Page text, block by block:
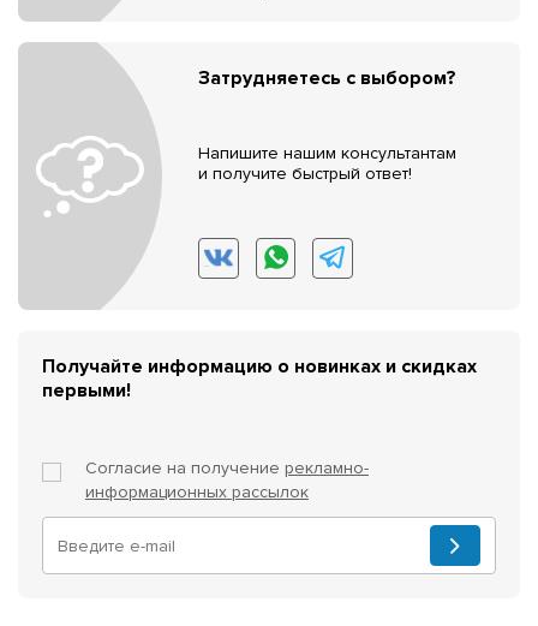
Затрудняетесь с выбором?
Напишите нашим консультантам
и получите быстрый ответ!
Получайте информацию о новинках и скидках
первыми!
Согласие на получение рекламно-
информационных рассылок